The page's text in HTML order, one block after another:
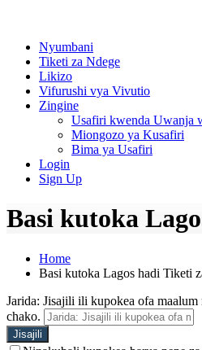
Nyumbani
Tiketi za Ndege
Likizo
Vifurushi vya Vivutio
Zingine
Usafiri kwenda Uwanja
Miongozo ya Kusafiri
Bima ya Usafiri
Login
Sign Up
Basi kutoka
Home
Basi kutoka Lagos hadi Tiketi
Jarida: Jisajili ili kupokea ofa
chako.